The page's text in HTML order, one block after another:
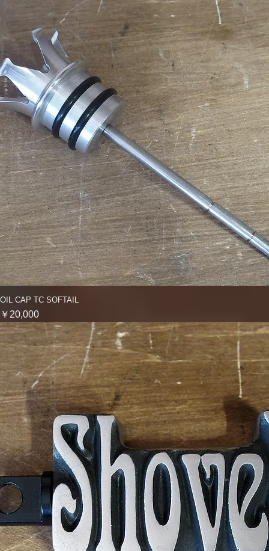
OIL CAP TC SOFTAIL
価格
￥20,000